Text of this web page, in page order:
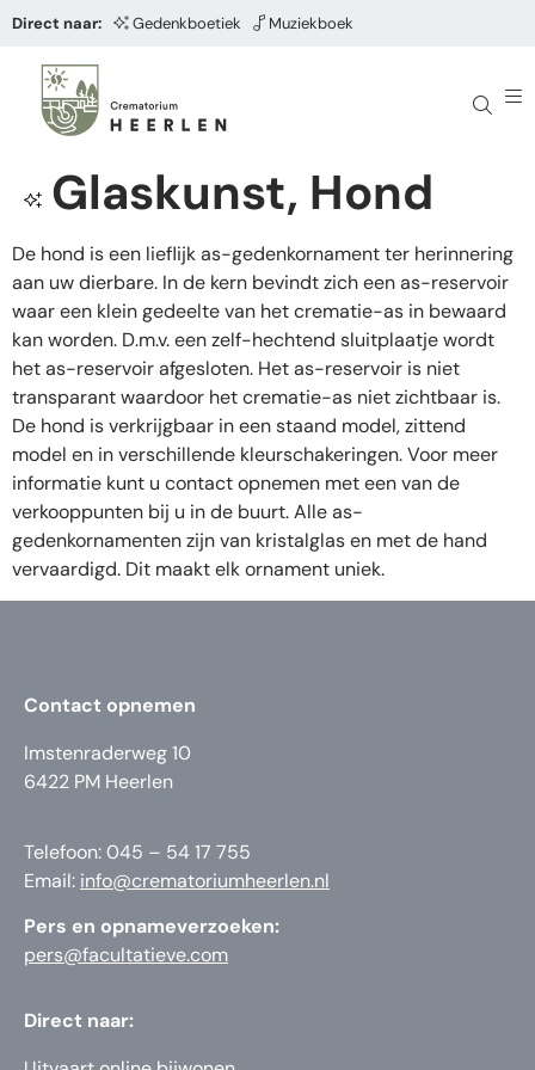
Direct naar: Gedenkboetiek Muziekboek
Glaskunst, Hond
De hond is een lieflijk as-gedenkornament ter herinnering
aan uw dierbare. In de kern bevindt zich een as-reservoir
waar een klein gedeelte van het crematie-as in bewaard
kan worden. D.m.v. een zelf-hechtend sluitplaatje wordt
het as-reservoir afgesloten. Het as-reservoir is niet
transparant waardoor het crematie-as niet zichtbaar is.
De hond is verkrijgbaar in een staand model, zittend
model en in verschillende kleurschakeringen. Voor meer
informatie kunt u contact opnemen met een van de
verkooppunten bij u in de buurt. Alle as-
gedenkornamenten zijn van kristalglas en met de hand
vervaardigd. Dit maakt elk ornament uniek.
Contact opnemen
Imstenraderweg 10
6422 PM Heerlen
Telefoon: 045 – 54 17 755
Email: info@crematoriumheerlen.nl
Pers en opnameverzoeken:
pers@facultatieve.com
Direct naar: